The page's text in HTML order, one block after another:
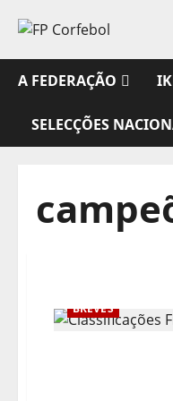
para
o
conteúdo
A FEDERAÇÃO
SELECÇÕES
BREVES